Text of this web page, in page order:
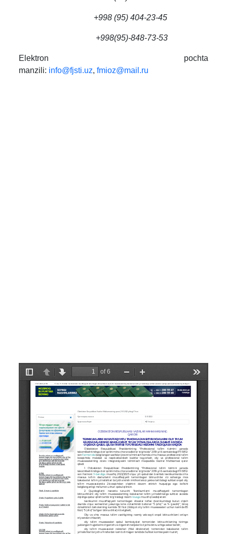
+998 (95) 404-23-45
+998(95)-848-73-53
Elektron pochta
manzili: info@fjsti.uz,fmioz@mail.ru